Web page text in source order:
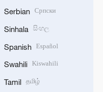
Serbian Српски
Sinhala සිංහල
Spanish Español
Swahili Kiswahili
Tamil தமிழ்